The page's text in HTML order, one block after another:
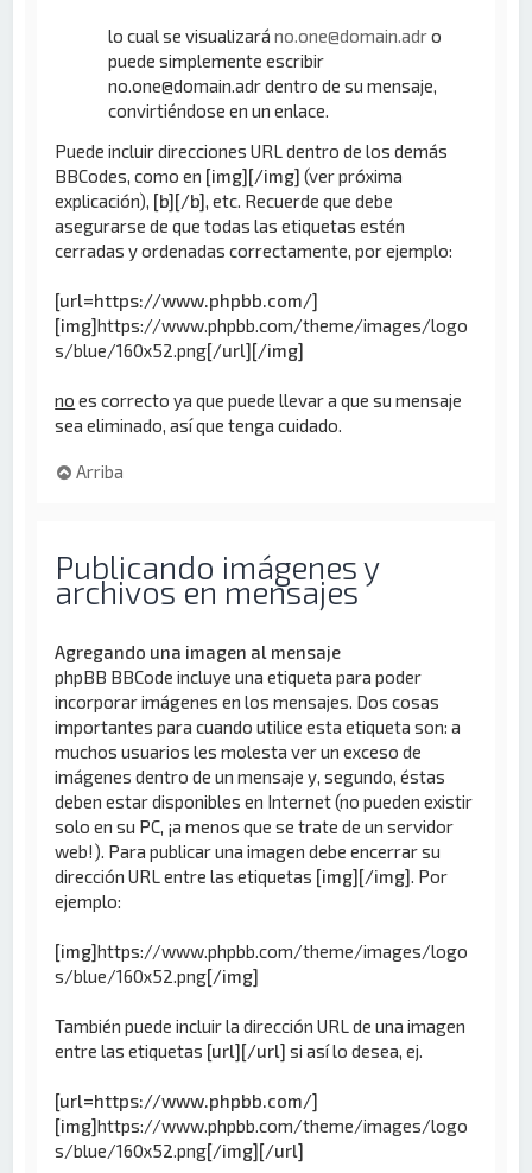
lo cual se visualizaráno.one@domain.adro
puede simplemente escribir
no.one@domain.adr dentro de su mensaje,
convirtiéndose en un enlace.
Puede incluir direcciones URL dentro de los demás
BBCodes, como en [img][/img] (ver próxima
explicación), [b][/b], etc. Recuerde que debe
asegurarse de que todas las etiquetas estén
cerradas y ordenadas correctamente, por ejemplo:
[url=https://www.phpbb.com/]
[img]https://www.phpbb.com/theme/images/logo
s/blue/160x52.png[/url][/img]
no es correcto ya que puede llevar a que su mensaje
sea eliminado, así que tenga cuidado.
Arriba
Publicando imágenes y
archivos en mensajes
Agregando una imagen al mensaje
phpBB BBCode incluye una etiqueta para poder
incorporar imágenes en los mensajes. Dos cosas
importantes para cuando utilice esta etiqueta son: a
muchos usuarios les molesta ver un exceso de
imágenes dentro de un mensaje y, segundo, éstas
deben estar disponibles en Internet (no pueden existir
solo en su PC, ¡a menos que se trate de un servidor
web!). Para publicar una imagen debe encerrar su
dirección URL entre las etiquetas [img][/img]. Por
ejemplo:
[img]https://www.phpbb.com/theme/images/logo
s/blue/160x52.png[/img]
También puede incluir la dirección URL de una imagen
entre las etiquetas [url][/url] si así lo desea, ej.
[url=https://www.phpbb.com/]
[img]https://www.phpbb.com/theme/images/logo
s/blue/160x52.png[/img][/url]